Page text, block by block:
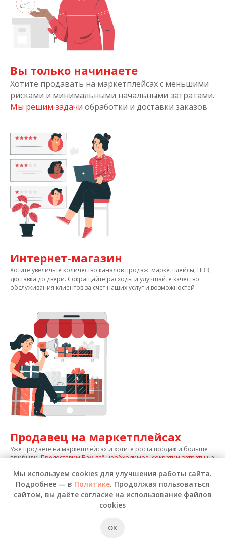
Вы только начинаете
Хотите продавать на маркетплейсах с меньшими
рисками и минимальными начальными затратами.
Мы решим задачи обработки и доставки заказов
Интернет-магазин
Хотите увеличьте количество каналов продаж: маркетплейсы, ПВЗ,
доставка до двери. Сокращайте расходы и улучшайте качество
обслуживания клиентов за счет наших услуг и возможностей
Продавец на маркетплейсах
Уже продаете на маркетплейсах и хотите роста продаж и больше
прибыли.Предоставим Вам всё необходимое, сократим затратына
целей
маркетплейсов Санкт-
Мы используем cookies для улучшения работы сайта.
Подробнее — в Политике. Продолжая пользоваться
сайтом, вы даёте согласие на использование файлов
cookies
ОК